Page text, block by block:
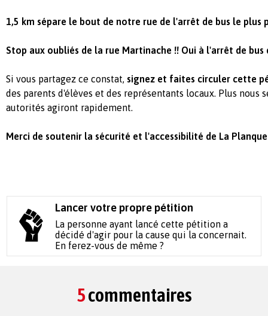
1,5 km sépare le bout de notre rue de l'arrêt de bus le plus
Stop aux oubliés de la rue Martinache !! Oui à l'arrêt de bus
Si vous partagez ce constat, signez et faites circuler cette
des parents d'élèves et des représentants locaux. Plus nous
autorités agiront rapidement.
Merci de soutenir la sécurité et l'accessibilité de La
Lancer votre propre pétition
La personne ayant lancé cette pétition a
décidé d'agir pour la cause qui la concernait.
En ferez-vous de même ?
5commentaires